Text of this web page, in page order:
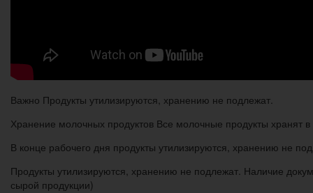
Важно Продукты утилизируются, хранению не подлежат.
Хранение молочных продуктов Все молочные продукты хранят в
В конце рабочего дня продукты утилизируются, хранению не
Продукты утилизируются, хранению не подлежат. Наличие
сырой продукции)